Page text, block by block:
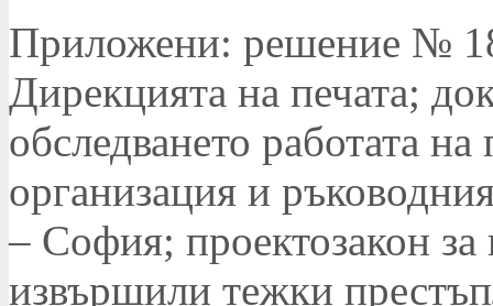
Приложени: решение №
Дирекцията на печата;
обследването работата
организация и
– София; проектозакон за
извършили тежки